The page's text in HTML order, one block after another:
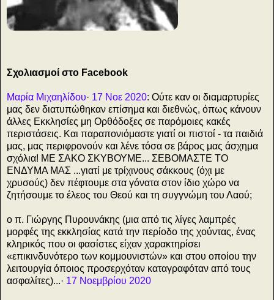
Σχολιασμοί στο Facebook
Μαρία Μιχαηλίδου· 17 Νοε 2020: Ούτε καν οι διαμαρτυρίες
μας δεν διατυπώθηκαν επίσημα και διεθνώς, όπως κάνουν
άλλες Εκκλησίες μη Ορθόδοξες σε παρόμοιες κακές
περιστάσεις. Και παραπονιόμαστε γιατί οι πιστοί - τα παιδιά
μας, μας περιφρονούν και λένε τόσα σε βάρος μας άσχημα
σχόλια! ΜΕ ΣΑΚΟ ΣΚΥΒΟΥΜΕ... ΣΕΒΟΜΑΣΤΕ ΤΟ
ΕΝΔΥΜΑ ΜΑΣ ...γιατί με τρίχινους σάκκους (όχι με
χρυσούς) δεν πέφτουμε στα γόνατα στον ίδιο χώρο να
ζητήσουμε το έλεος του Θεού και τη συγγνώμη του Λαού;
ο π. Γιώργης Πυρουνάκης (μια από τις λίγες λαμπρές
μορφές της εκκλησίας κατά την περίοδο της χούντας, ένας
κληρικός που οι φασίστες είχαν χαρακτηρίσει
«επικινδυνότερο των κομμουνιστών» και στου οποίου την
λειτουργία όποιος προσερχόταν καταγραφόταν από τους
ασφαλίτες)...· 17 Νοεμβρίου 2020